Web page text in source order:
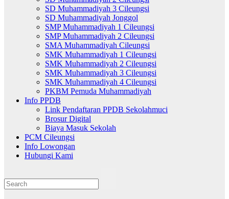
SD Muhammadiyah 3 Cileungsi
SD Muhammadiyah Jonggol
SMP Muhammadiyah 1 Cileungsi
SMP Muhammadiyah 2 Cileungsi
SMA Muhammadiyah Cileungsi
SMK Muhammadiyah 1 Cileungsi
SMK Muhammadiyah 2 Cileungsi
SMK Muhammadiyah 3 Cileungsi
SMK Muhammadiyah 4 Cileungsi
PKBM Pemuda Muhammadiyah
Info PPDB
Link Pendaftaran PPDB Sekolahmuci
Brosur Digital
Biaya Masuk Sekolah
PCM Cileungsi
Info Lowongan
Hubungi Kami